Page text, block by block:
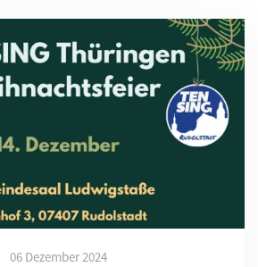
06 Dezember 2024